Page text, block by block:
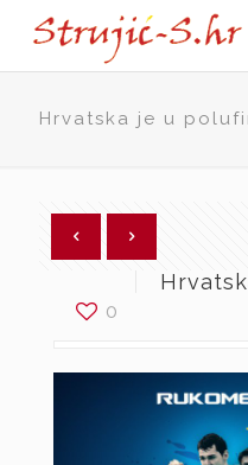
Hrvatska je u
0